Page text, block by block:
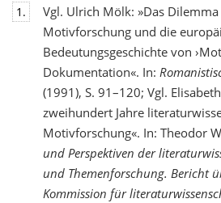
1.
Vgl. Ulrich Mölk: »Das
Motivforschung und die
Bedeutungsgeschichte von
Dokumentation«. In:
(1991), S. 91–120; Vgl.
zweihundert Jahre
Motivforschung«. In: Theodor
und Perspektiven der
und Themenforschung. Bericht
Kommission für